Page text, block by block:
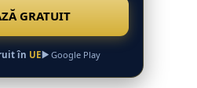
GRATUIT
în UE Google Play